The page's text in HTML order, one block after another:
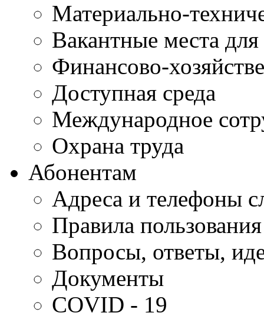
Материально-
Вакантные места
Финансово-
Доступная среда
Международное
Охрана труда
Абонентам
Адреса и телефоны
Правила
Вопросы, ответы,
Документы
COVID - 19